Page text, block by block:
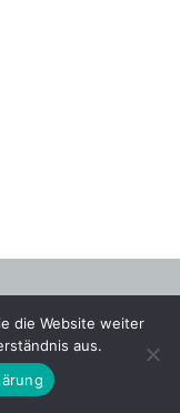
die Website weiter
aus.